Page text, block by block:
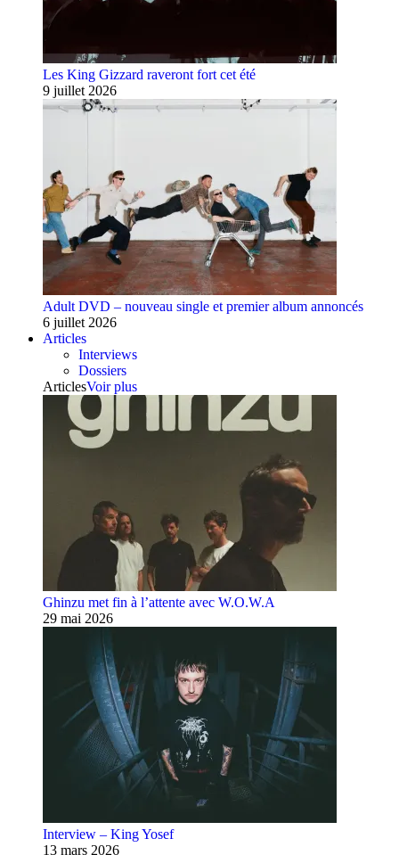
Les King Gizzard raveront fort cet été
9 juillet 2026
Adult DVD – nouveau single et premier album annoncés
6 juillet 2026
Articles
Interviews
Dossiers
ArticlesVoir plus
Ghinzu met fin à l’attente avec W.O.W.A
29 mai 2026
Interview – King Yosef
13 mars 2026